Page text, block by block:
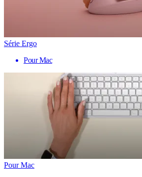
Série Ergo
Pour Mac
Pour Mac